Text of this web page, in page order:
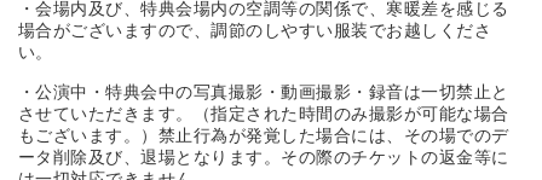
・会場内及び、特典会場内の空調等の関係で、寒暖差を感じる
場合がございますので、調節のしやすい服装でお越しくださ
い。
・公演中・特典会中の写真撮影・動画撮影・録音は一切禁止と
させていただきます。（指定された時間のみ撮影が可能な場合
もございます。）禁止行為が発覚した場合には、その場でのデ
ータ削除及び、退場となります。その際のチケットの返金等に